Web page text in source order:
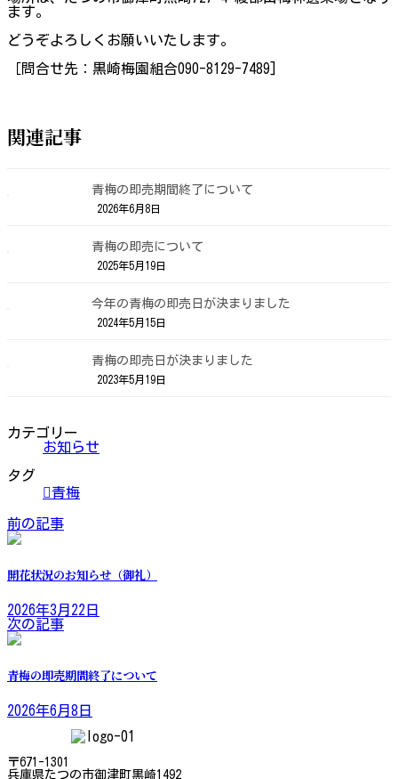
ます。
どうぞよろしくお願いいたします。
［問合せ先：黒崎梅園組合090-8129-7489]
関連記事
青梅の即売期間終了について
2026年6月8日
青梅の即売について
2025年5月19日
今年の青梅の即売日が決まりました
2024年5月15日
青梅の即売日が決まりました
2023年5月19日
カテゴリー
お知らせ
タグ
青梅
前の記事
開花状況のお知らせ（御礼）
2026年3月22日
次の記事
青梅の即売期間終了について
2026年6月8日
〒671-1301
兵庫県たつの市御津町黒崎1492